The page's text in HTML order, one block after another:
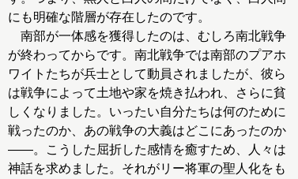
にも明確な階層が存在したのです。
南部が一体感を獲得したのは、むしろ南北戦争
が終わってからです。南北戦争では南部のプアホ
ワイトたちが兵士として動員されましたが、彼ら
は戦争によって土地や家を焼き払われ、さらに貧
しくなりました。いったい自分たちは何のために
戦ったのか、あの戦争の大義はどこにあったのか
――。こうした屈折した感情を癒すため、人々は
神話を求めました。それがリー将軍の聖人化をも